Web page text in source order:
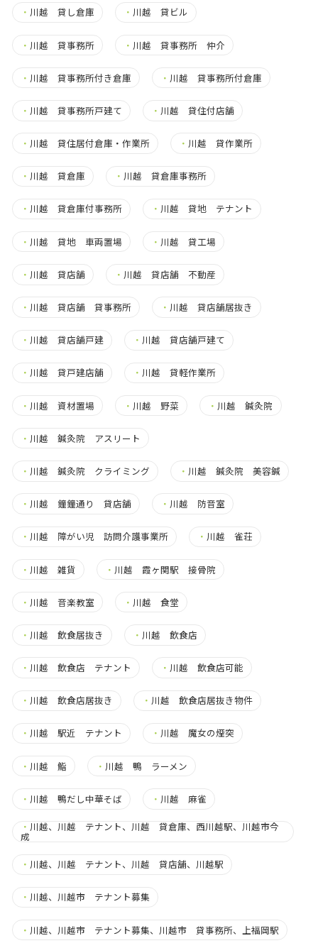
・ 川越 貸し倉庫 ・ 川越 貸ビル
・ 川越 貸事務所 ・ 川越 貸事務所 仲介
・ 川越 貸事務所付き倉庫 ・ 川越 貸事務所付倉庫
・ 川越 貸事務所戸建て ・ 川越 貸住付店舗
・ 川越 貸住居付倉庫・作業所 ・ 川越 貸作業所
・ 川越 貸倉庫 ・ 川越 貸倉庫事務所
・ 川越 貸倉庫付事務所 ・ 川越 貸地 テナント
・ 川越 貸地 車両置場 ・ 川越 貸工場
・ 川越 貸店舗 ・ 川越 貸店舗 不動産
・ 川越 貸店舗 貸事務所 ・ 川越 貸店舗居抜き
・ 川越 貸店舗戸建 ・ 川越 貸店舗戸建て
・ 川越 貸戸建店舗 ・ 川越 貸軽作業所
・ 川越 資材置場 ・ 川越 野菜 ・ 川越 鍼灸院
・ 川越 鍼灸院 アスリート
・ 川越 鍼灸院 クライミング ・ 川越 鍼灸院 美容鍼
・ 川越 鐘鐘通り 貸店舗 ・ 川越 防音室
・ 川越 障がい児 訪問介護事業所 ・ 川越 雀荘
・ 川越 雑貨 ・ 川越 霞ヶ関駅 接骨院
・ 川越 音楽教室 ・ 川越 食堂
・ 川越 飲食居抜き ・ 川越 飲食店
・ 川越 飲食店 テナント ・ 川越 飲食店可能
・ 川越 飲食店居抜き ・ 川越 飲食店居抜き物件
・ 川越 駅近 テナント ・ 川越 魔女の煙突
・ 川越 鮨 ・ 川越 鴨 ラーメン
・ 川越 鴨だし中華そば ・ 川越 麻雀
・ 川越、川越 テナント、川越 貸倉庫、西川越駅、川越市今
成
・ 川越、川越 テナント、川越 貸店舗、川越駅
・ 川越、川越市 テナント募集
・ 川越、川越市 テナント募集、川越市 貸事務所、上福岡駅